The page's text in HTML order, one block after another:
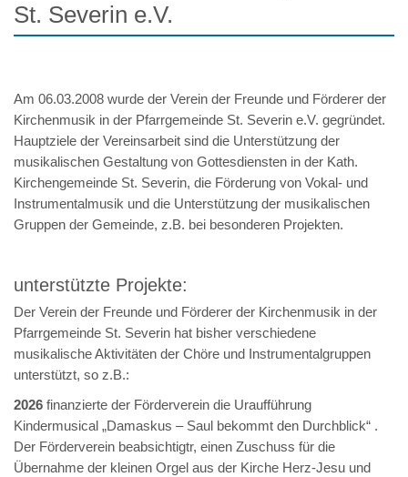
St. Severin e.V.
Am 06.03.2008 wurde der Verein der Freunde und Förderer der
Kirchenmusik in der Pfarrgemeinde St. Severin e.V. gegründet.
Hauptziele der Vereinsarbeit sind die Unterstützung der
musikalischen Gestaltung von Gottesdiensten in der Kath.
Kirchengemeinde St. Severin, die Förderung von Vokal- und
Instrumentalmusik und die Unterstützung der musikalischen
Gruppen der Gemeinde, z.B. bei besonderen Projekten.
unterstützte Projekte:
Der Verein der Freunde und Förderer der Kirchenmusik in der
Pfarrgemeinde St. Severin hat bisher verschiedene
musikalische Aktivitäten der Chöre und Instrumentalgruppen
unterstützt, so z.B.:
2026 finanzierte der Förderverein die Uraufführung
Kindermusical „Damaskus – Saul bekommt den Durchblick“ .
Der Förderverein beabsichtigtr, einen Zuschuss für die
Übernahme der kleinen Orgel aus der Kirche Herz-Jesu und